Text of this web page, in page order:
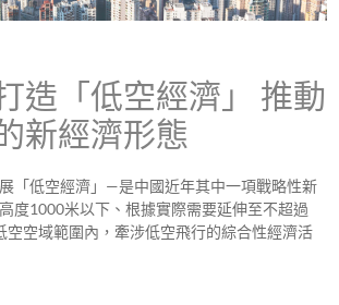
造「低空經濟」 推動
新經濟形態
「低空經濟」—是中國近年其中一項戰略性新
度1000米以下、根據實際需要延伸至不超過
空空域範圍內，牽涉低空飛行的綜合性經濟活